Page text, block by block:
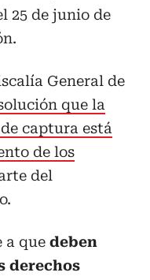
25 de junio de
General de
que la
captura está
de los
del
a que deben
derechos